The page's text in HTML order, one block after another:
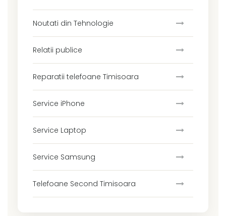
Noutati din Tehnologie
Relatii publice
Reparatii telefoane Timisoara
Service iPhone
Service Laptop
Service Samsung
Telefoane Second Timisoara